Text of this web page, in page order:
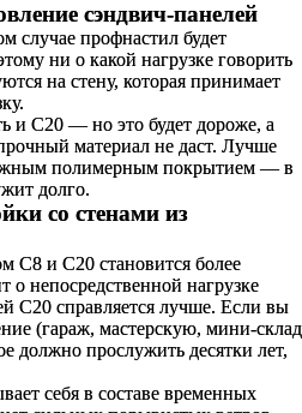
сэндвич-панелей
случае профнастил будет
ни о какой нагрузке говорить
на стену, которая принимает
и С20 — но это будет дороже, а
материал не даст. Лучше
полимерным покрытием — в
долго.
со стенами из
С8 и С20 становится более
о непосредственной нагрузке
С20 справляется лучше. Если вы
(гараж, мастерскую, мини-склад
должно прослужить десятки лет,
себя в составе временных